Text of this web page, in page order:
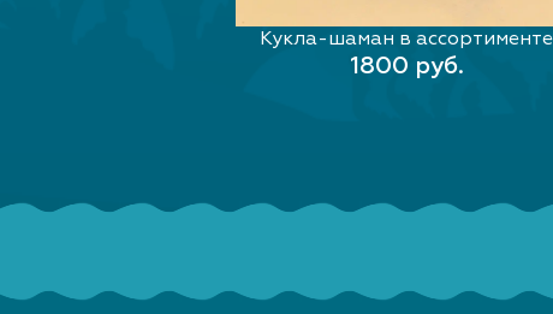
В КОРЗИНУ
Кукла-шаман в ассортименте
1800 руб.